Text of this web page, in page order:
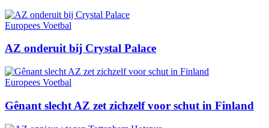
Europees Voetbal
AZ onderuit bij Crystal Palace
Europees Voetbal
Gênant slecht AZ zet zichzelf voor schut in Finland